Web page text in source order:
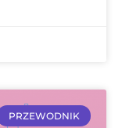
PRZEWODNIK